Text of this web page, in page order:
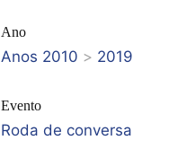
Ano
Anos 2010 > 2019
Evento
Roda de conversa